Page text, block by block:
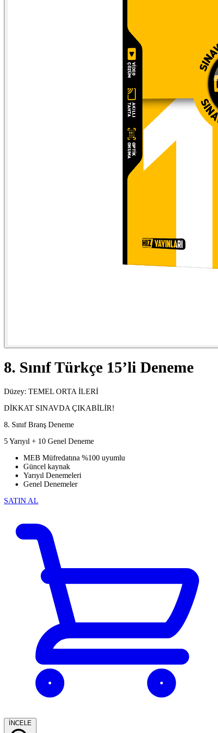
8. Sınıf Türkçe 15’li Deneme
Düzey: TEMEL ORTA İLERİ
DİKKAT SINAVDA ÇIKABİLİR!
8. Sınıf Branş Deneme
5 Yarıyıl + 10 Genel Deneme
MEB Müfredatına %100 uyumlu
Güncel kaynak
Yarıyıl Denemeleri
Genel Denemeler
SATIN AL
İNCELE